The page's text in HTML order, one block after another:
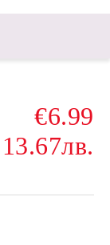
€6.99
13.67лв.